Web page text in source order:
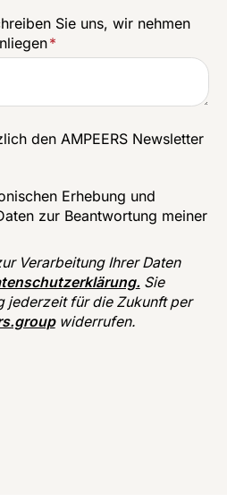
Sie uns, wir nehmen
*
den AMPEERS Newsletter
Erhebung und
zur Beantwortung meiner
Verarbeitung Ihrer Daten
. Sie
jederzeit für die Zukunft per
widerrufen.